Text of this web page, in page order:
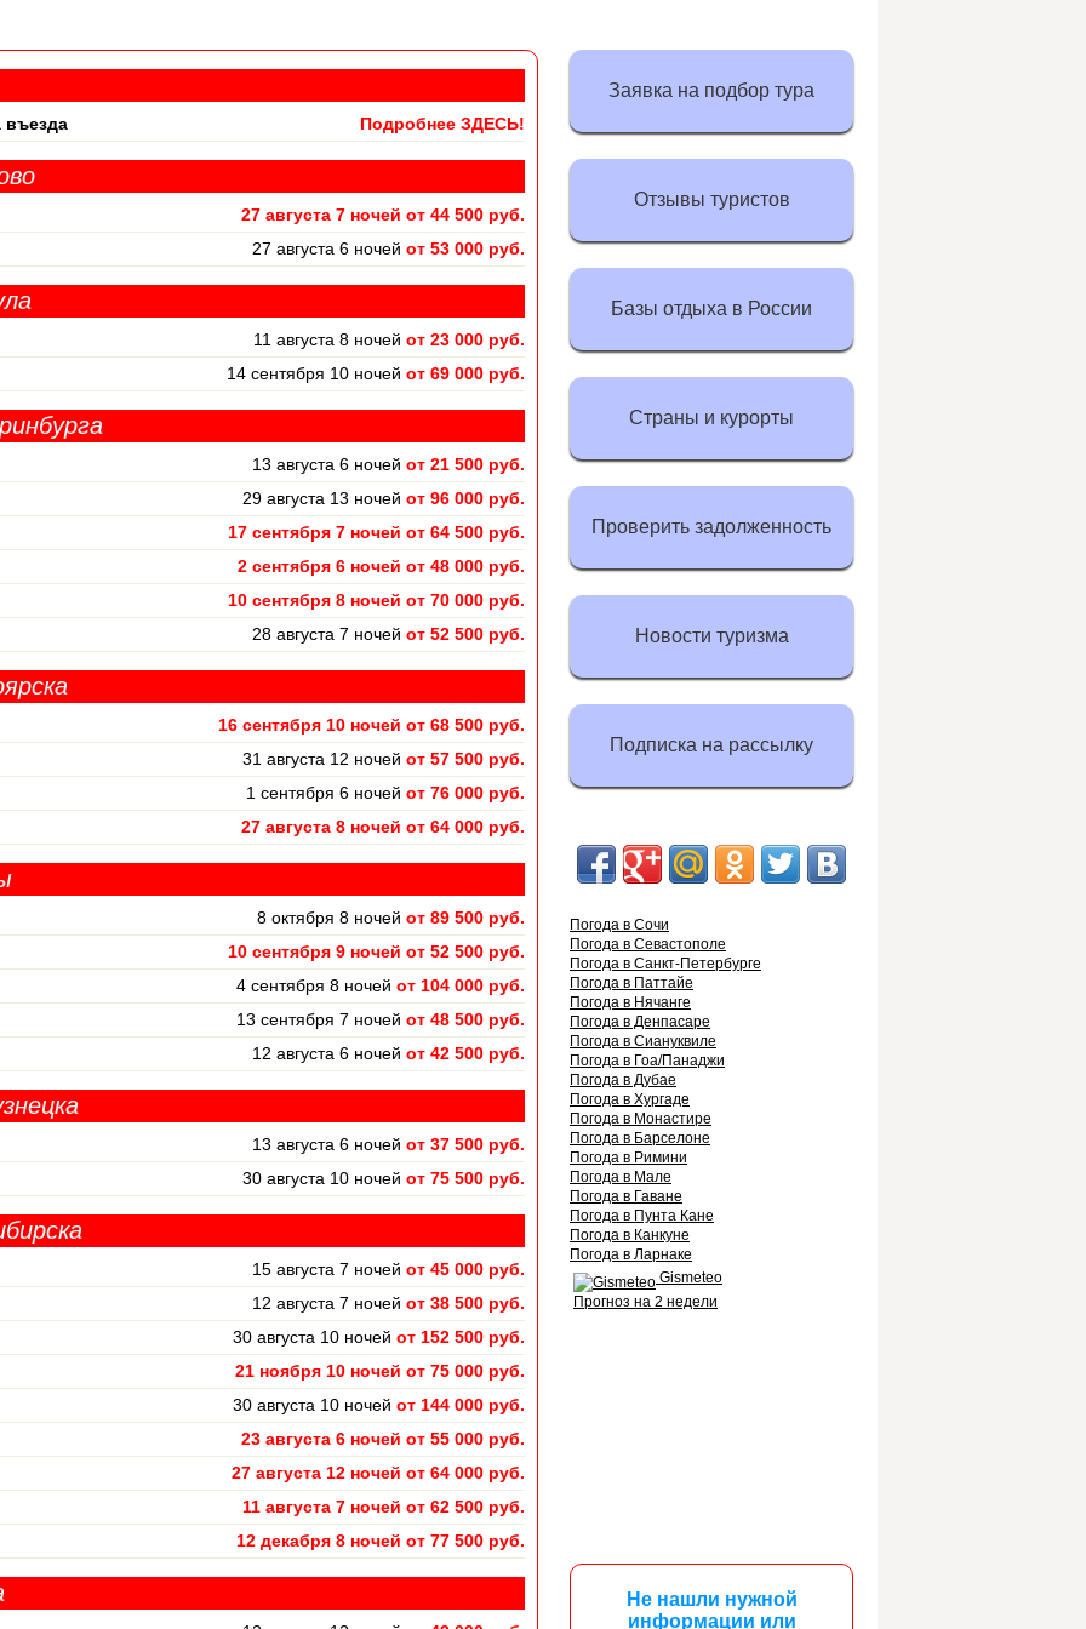
въезда Подробнее ЗДЕСЬ!
27 августа 7 ночей от 44 500 руб.
27 августа 6 ночей от 53 000 руб.
11 августа 8 ночей от 23 000 руб.
14 сентября 10 ночей от 69 000 руб.
13 августа 6 ночей от 21 500 руб.
29 августа 13 ночей от 96 000 руб.
17 сентября 7 ночей от 64 500 руб.
2 сентября 6 ночей от 48 000 руб.
10 сентября 8 ночей от 70 000 руб.
28 августа 7 ночей от 52 500 руб.
16 сентября 10 ночей от 68 500 руб.
31 августа 12 ночей от 57 500 руб.
1 сентября 6 ночей от 76 000 руб.
27 августа 8 ночей от 64 000 руб.
8 октября 8 ночей от 89 500 руб.
10 сентября 9 ночей от 52 500 руб.
4 сентября 8 ночей от 104 000 руб.
13 сентября 7 ночей от 48 500 руб.
12 августа 6 ночей от 42 500 руб.
13 августа 6 ночей от 37 500 руб.
30 августа 10 ночей от 75 500 руб.
15 августа 7 ночей от 45 000 руб.
12 августа 7 ночей от 38 500 руб.
30 августа 10 ночей от 152 500 руб.
21 ноября 10 ночей от 75 000 руб.
30 августа 10 ночей от 144 000 руб.
23 августа 6 ночей от 55 000 руб.
27 августа 12 ночей от 64 000 руб.
11 августа 7 ночей от 62 500 руб.
12 декабря 8 ночей от 77 500 руб.
Заявка на подбор тура
Отзывы туристов
Базы отдыха в России
Страны и курорты
Проверить задолженность
Новости туризма
Подписка на рассылку
Погода в Сочи
Погода в Севастополе
Погода в Санкт-Петербурге
Погода в Паттайе
Погода в Нячанге
Погода в Денпасаре
Погода в Сиануквиле
Погода в Гоа/Панаджи
Погода в Дубае
Погода в Хургаде
Погода в Монастире
Погода в Барселоне
Погода в Римини
Погода в Мале
Погода в Гаване
Погода в Пунта Кане
Погода в Канкуне
Погода в Ларнаке
Gismeteo
Прогноз на 2 недели
Не нашли нужной
информации или